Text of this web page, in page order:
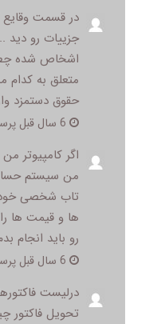
در قسمت وقایع
جزییات رو دید
اشخاص شده
متعلق به کدام
حقوق دستمزد
اگر کامپیوتر
من سیستم
تاب شخصی خود
ها و قیمت ها
رو باید انجام
درلیست
تحویل فاکتور